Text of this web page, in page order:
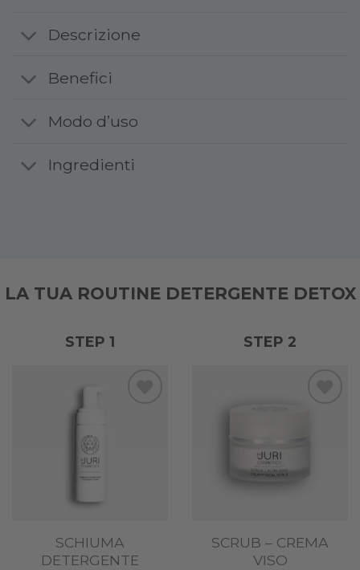
Descrizione
Benefici
Modo d’uso
Ingredienti
LA TUA ROUTINE DETERGENTE DETOX
STEP 1
SCHIUMA
DETERGENTE
STEP 2
SCRUB – CREMA
VISO